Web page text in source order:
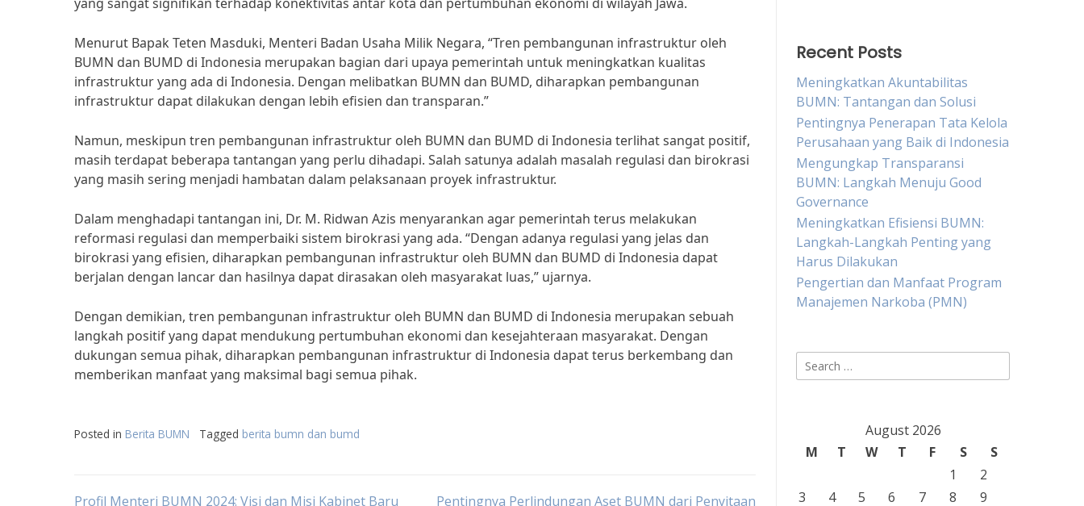
Menurut Bapak Teten Masduki, Menteri Badan Usaha Milik Negara, “Tren pembangunan infrastruktur oleh
BUMN dan BUMD di Indonesia merupakan bagian dari upaya pemerintah untuk meningkatkan kualitas
infrastruktur yang ada di Indonesia. Dengan melibatkan BUMN dan BUMD, diharapkan pembangunan
infrastruktur dapat dilakukan dengan lebih efisien dan transparan.”
Namun, meskipun tren pembangunan infrastruktur oleh BUMN dan BUMD di Indonesia terlihat sangat positif,
masih terdapat beberapa tantangan yang perlu dihadapi. Salah satunya adalah masalah regulasi dan birokrasi
yang masih sering menjadi hambatan dalam pelaksanaan proyek infrastruktur.
Dalam menghadapi tantangan ini, Dr. M. Ridwan Azis menyarankan agar pemerintah terus melakukan
reformasi regulasi dan memperbaiki sistem birokrasi yang ada. “Dengan adanya regulasi yang jelas dan
birokrasi yang efisien, diharapkan pembangunan infrastruktur oleh BUMN dan BUMD di Indonesia dapat
berjalan dengan lancar dan hasilnya dapat dirasakan oleh masyarakat luas,” ujarnya.
Dengan demikian, tren pembangunan infrastruktur oleh BUMN dan BUMD di Indonesia merupakan sebuah
langkah positif yang dapat mendukung pertumbuhan ekonomi dan kesejahteraan masyarakat. Dengan
dukungan semua pihak, diharapkan pembangunan infrastruktur di Indonesia dapat terus berkembang dan
memberikan manfaat yang maksimal bagi semua pihak.
Posted in Berita BUMN Tagged berita bumn dan bumd
Profil Menteri BUMN 2024: Visi dan Misi Kabinet Baru Pentingnya Perlindungan Aset BUMN dari Penyitaan
Recent Posts
Meningkatkan Akuntabilitas
BUMN: Tantangan dan Solusi
Pentingnya Penerapan Tata Kelola
Perusahaan yang Baik di Indonesia
Mengungkap Transparansi
BUMN: Langkah Menuju Good
Governance
Meningkatkan Efisiensi BUMN:
Langkah-Langkah Penting yang
Harus Dilakukan
Pengertian dan Manfaat Program
Manajemen Narkoba (PMN)
Search
for:
August 2026
M
T W T F S
S
1
2
3
4 5 6 7 8
9